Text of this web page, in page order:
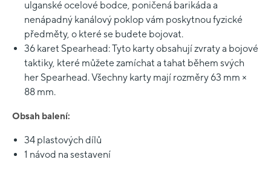
ulganské ocelové bodce, poničená barikáda a
nenápadný kanálový poklop vám poskytnou fyzické
předměty, o které se budete bojovat.
36 karet Spearhead: Tyto karty obsahují zvraty a bojové
taktiky, které můžete zamíchat a tahat během svých
her Spearhead. Všechny karty mají rozměry 63 mm ×
88 mm.
Obsah balení:
34 plastových dílů
1 návod na sestavení